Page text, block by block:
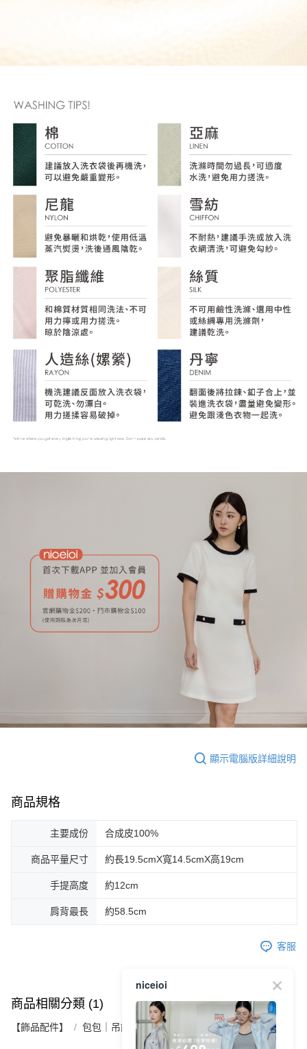
顯示電腦版詳細說明
商品規格
主要成份 合成皮100%
商品平量尺寸 約長19.5cmX寬14.5cmX高19cm
手提高度 約12cm
肩背最長 約58.5cm
客服
商品相關分類 (1)
【飾品配件】 包包｜吊飾
niceioi